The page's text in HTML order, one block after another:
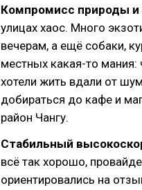
Компромисс природы и
улицах хаос. Много
вечерам, а ещё собаки,
местных какая-то
хотели жить вдали от
добираться до кафе и
район Чангу.
Стабильный
всё так хорошо,
ориентировались на